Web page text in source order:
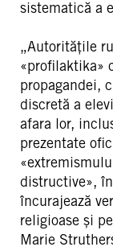
sistematică a
„Autoritățile
«profilaktika»
propagandei,
discretă a
afara lor,
prezentate
distructive»,
încurajează
religioase și
Marie